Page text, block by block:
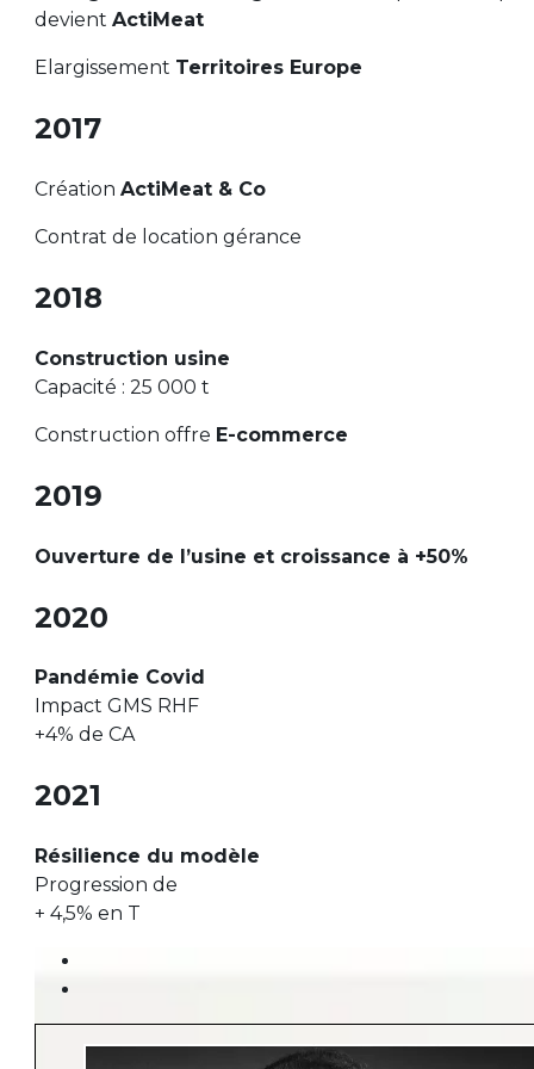
devient ActiMeat
Elargissement Territoires Europe
2017
Création ActiMeat & Co
Contrat de location gérance
2018
Construction usine
Capacité : 25 000 t
Construction offre E-commerce
2019
Ouverture de l’usine et croissance à +50%
2020
Pandémie Covid
Impact GMS RHF
+4% de CA
2021
Résilience du modèle
Progression de
+ 4,5% en T